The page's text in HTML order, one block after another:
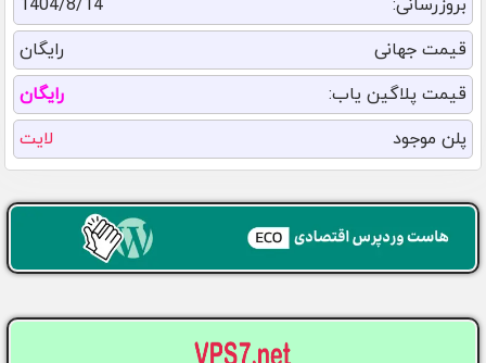
بروزرسانی:
1404/8/14
قیمت جهانی
رایگان
قیمت پلاگین یاب:
رایگان
پلن موجود
لایت